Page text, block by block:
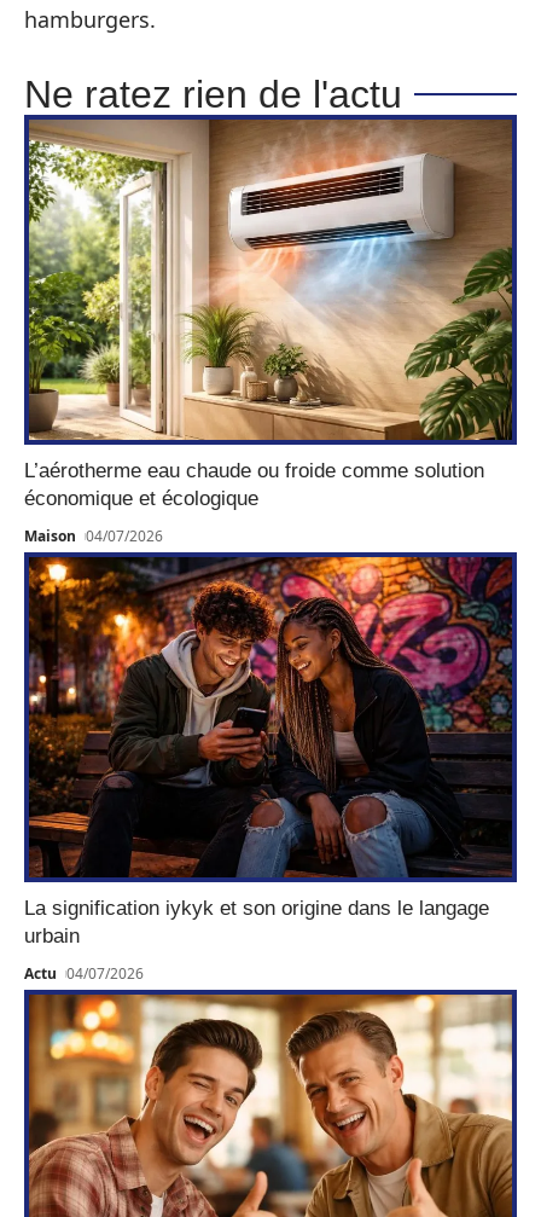
hamburgers.
Ne ratez rien de l'actu
L’aérotherme eau chaude ou froide comme solution
économique et écologique
Maison 04/07/2026
La signification iykyk et son origine dans le langage
urbain
Actu 04/07/2026